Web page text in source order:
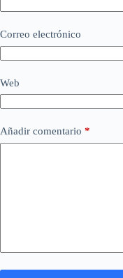
Correo electrónico
Web
Añadir comentario *